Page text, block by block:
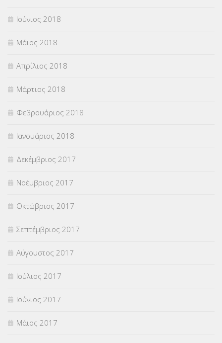
Ιούνιος 2018
Μάιος 2018
Απρίλιος 2018
Μάρτιος 2018
Φεβρουάριος 2018
Ιανουάριος 2018
Δεκέμβριος 2017
Νοέμβριος 2017
Οκτώβριος 2017
Σεπτέμβριος 2017
Αύγουστος 2017
Ιούλιος 2017
Ιούνιος 2017
Μάιος 2017